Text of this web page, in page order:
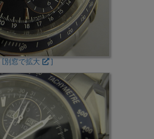
[別窓で拡大 ]